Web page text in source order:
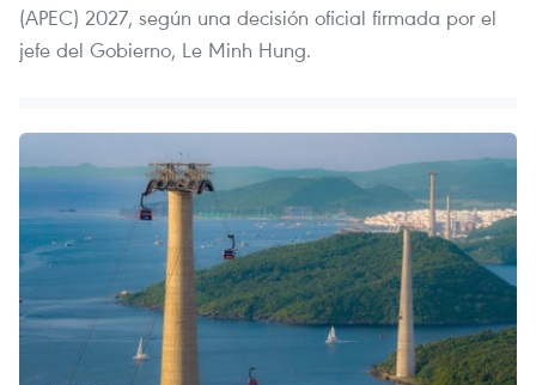
(APEC) 2027, según una decisión oficial firmada por el
jefe del Gobierno, Le Minh Hung.